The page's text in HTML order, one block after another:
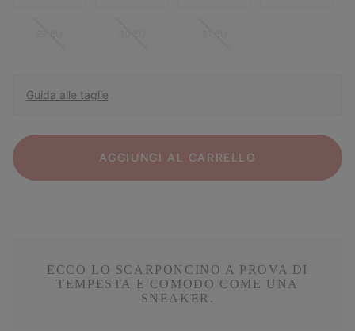
Guida alle taglie
AGGIUNGI AL CARRELLO
ECCO LO SCARPONCINO A PROVA DI
TEMPESTA E COMODO COME UNA
SNEAKER.